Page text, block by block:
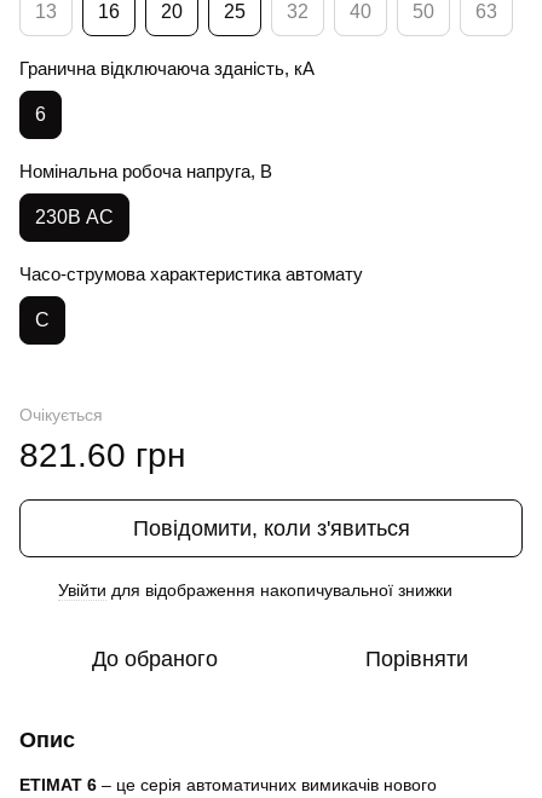
13 16 20 25 32 40 50 63
Гранична відключаюча зданість, кА
6
Номінальна робоча напруга, В
230В AC
Часо-струмова характеристика автомату
C
Очікується
821.60 грн
Повідомити, коли з'явиться
Увійти для відображення накопичувальної знижки
До обраного Порівняти
Опис
ETIMAT 6 – це серія автоматичних вимикачів нового